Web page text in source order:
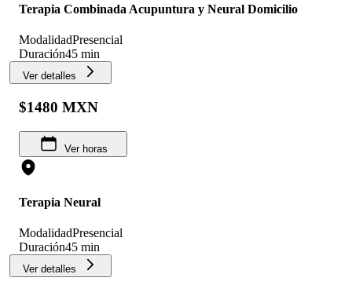
Terapia Combinada Acupuntura y Neural Domicilio
ModalidadPresencial
Duración45 min
Ver detalles
$1480 MXN
Ver horas
Terapia Neural
ModalidadPresencial
Duración45 min
Ver detalles